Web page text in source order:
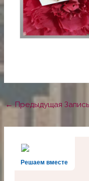
←Предыдущая Запись
Решаем вместе